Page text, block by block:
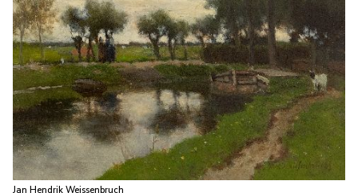
Jan Hendrik Weissenbruch